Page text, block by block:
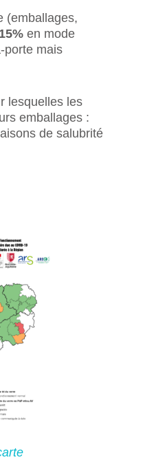
(emballages,
15%en mode
porte mais
lesquelles les
emballages :
de salubrité